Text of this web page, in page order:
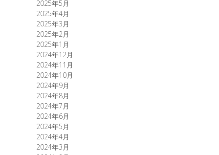
2025年5月
2025年4月
2025年3月
2025年2月
2025年1月
2024年12月
2024年11月
2024年10月
2024年9月
2024年8月
2024年7月
2024年6月
2024年5月
2024年4月
2024年3月